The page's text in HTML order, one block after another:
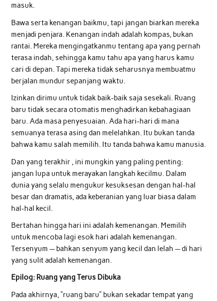
masuk.
Bawa serta kenangan baikmu, tapi jangan biarkan mereka
menjadi penjara. Kenangan indah adalah kompas, bukan
rantai. Mereka mengingatkanmu tentang apa yang pernah
terasa indah, sehingga kamu tahu apa yang harus kamu
cari di depan. Tapi mereka tidak seharusnya membuatmu
berjalan mundur sepanjang waktu.
Izinkan dirimu untuk tidak baik-baik saja sesekali. Ruang
baru tidak secara otomatis menghadirkan kebahagiaan
baru. Ada masa penyesuaian. Ada hari-hari di mana
semuanya terasa asing dan melelahkan. Itu bukan tanda
bahwa kamu salah memilih. Itu tanda bahwa kamu manusia.
Dan yang terakhir , ini mungkin yang paling penting:
jangan lupa untuk merayakan langkah kecilmu. Dalam
dunia yang selalu mengukur kesuksesan dengan hal-hal
besar dan dramatis, ada keberanian yang luar biasa dalam
hal-hal kecil.
Bertahan hingga hari ini adalah kemenangan. Memilih
untuk mencoba lagi esok hari adalah kemenangan.
Tersenyum — bahkan senyum yang kecil dan lelah — di hari
yang sulit adalah kemenangan.
Epilog: Ruang yang Terus Dibuka
Pada akhirnya, “ruang baru” bukan sekadar tempat yang